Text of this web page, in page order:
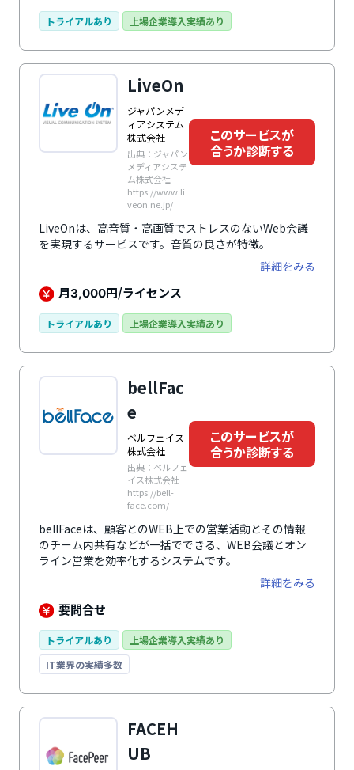
トライアルあり 上場企業導入実績あり
LiveOn
ジャパンメデ
ィアシステム
株式会社
出典：ジャパン
メディアシステ
ム株式会社
https://www.li
veon.ne.jp/
このサービスが
合うか診断する
LiveOnは、高音質・高画質でストレスのないWeb会議
を実現するサービスです。音質の良さが特徴。
詳細をみる
月3,000円/ライセンス
トライアルあり 上場企業導入実績あり
bellFac
e
ベルフェイス
株式会社
出典：ベルフェ
イス株式会社
https://bell-
face.com/
このサービスが
合うか診断する
bellFaceは、顧客とのWEB上での営業活動とその情報
のチーム内共有などが一括でできる、WEB会議とオン
ライン営業を効率化するシステムです。
詳細をみる
要問合せ
トライアルあり
上場企業導入実績あり
IT業界の実績多数
FACEH
UB